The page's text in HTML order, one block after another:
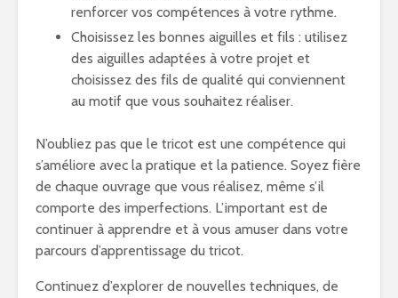
renforcer vos compétences à votre rythme.
Choisissez les bonnes aiguilles et fils : utilisez
des aiguilles adaptées à votre projet et
choisissez des fils de qualité qui conviennent
au motif que vous souhaitez réaliser.
N’oubliez pas que le tricot est une compétence qui
s’améliore avec la pratique et la patience. Soyez fière
de chaque ouvrage que vous réalisez, même s’il
comporte des imperfections. L’important est de
continuer à apprendre et à vous amuser dans votre
parcours d’apprentissage du tricot.
Continuez d’explorer de nouvelles techniques, de